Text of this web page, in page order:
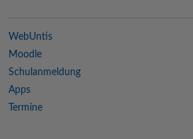
WebUntis
Moodle
Schulanmeldung
Apps
Termine